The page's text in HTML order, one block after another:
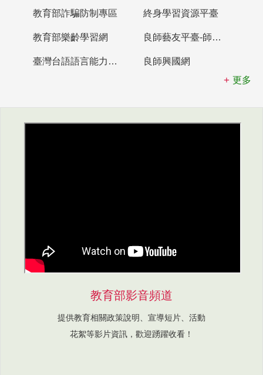
教育部詐騙防制專區 終身學習資源平臺
教育部樂齡學習網 良師藝友平臺-師資培育整合平臺
臺灣台語語言能力認證網站
良師興國網
更多
教育部影音頻道
提供教育相關政策說明、宣導短片、活動
花絮等影片資訊，歡迎踴躍收看！